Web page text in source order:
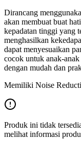
Dirancang
akan membuat buat
kepadatan tinggi yang
menghasilkan
dapat menyesuaikan
cocok untuk anak-
dengan mudah dan
Memiliki Noise
Produk ini tidak
melihat informasi